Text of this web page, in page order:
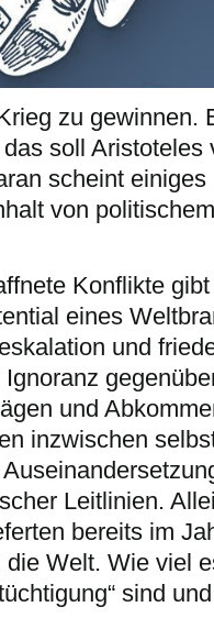
zu gewinnen.
soll
scheint
von
Konflikte
eines
und
und
inzwischen
Leitlinien.
bereits im
Welt. Wie viel
sind